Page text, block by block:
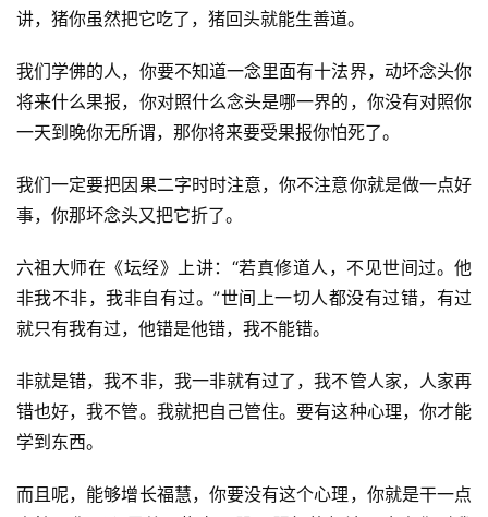
八
点
僧
音
高
僧
访
心
乐
提
专
讲，猪你虽然把它吃了，猪回头就能生善道。
我们学佛的人，你要不知道一念里面有十法界，动坏念头你
将来什么果报，你对照什么念头是哪一界的，你没有对照你
一天到晚你无所谓，那你将来要受果报你怕死了。
我们一定要把因果二字时时注意，你不注意你就是做一点好
事，你那坏念头又把它折了。
六祖大师在《坛经》上讲：“若真修道人，不见世间过。他
非我不非，我非自有过。”世间上一切人都没有过错，有过
就只有我有过，他错是他错，我不能错。
非就是错，我不非，我一非就有过了，我不管人家，人家再
错也好，我不管。我就把自己管住。要有这种心理，你才能
学到东西。
而且呢，能够增长福慧，你要没有这个心理，你就是干一点